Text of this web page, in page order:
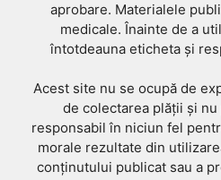
aprobare. Materialele
medicale. Înainte de a
întotdeauna eticheta și
Acest site nu se ocupă de
de colectarea plății și
responsabil în niciun fel
morale rezultate din
conținutului publicat sau a